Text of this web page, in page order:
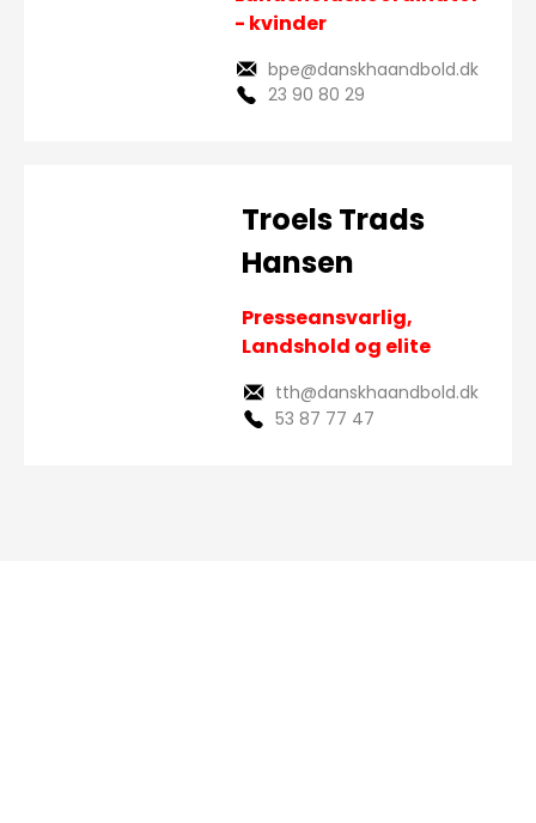
23 90 80 29
bpe@danskhaandbold.dk
- kvinder
53 87 77 47
tth@danskhaandbold.dk
Presseansvarlig,
Landshold og elite
Troels Trads
Hansen